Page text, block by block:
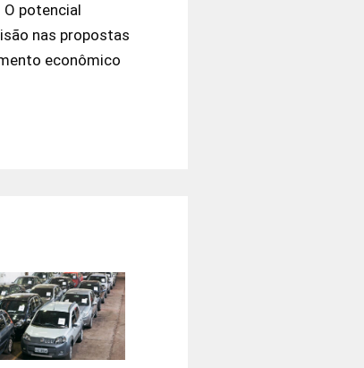
potencial
nas propostas
econômico